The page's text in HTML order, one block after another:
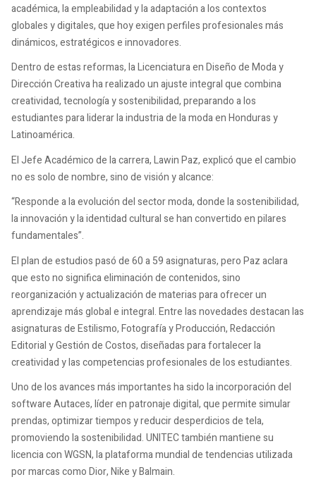
académica, la empleabilidad y la adaptación a los contextos
globales y digitales, que hoy exigen perfiles profesionales más
dinámicos, estratégicos e innovadores.
Dentro de estas reformas, la Licenciatura en Diseño de Moda y
Dirección Creativa ha realizado un ajuste integral que combina
creatividad, tecnología y sostenibilidad, preparando a los
estudiantes para liderar la industria de la moda en Honduras y
Latinoamérica.
El Jefe Académico de la carrera, Lawin Paz, explicó que el cambio
no es solo de nombre, sino de visión y alcance:
“Responde a la evolución del sector moda, donde la sostenibilidad,
la innovación y la identidad cultural se han convertido en pilares
fundamentales”.
El plan de estudios pasó de 60 a 59 asignaturas, pero Paz aclara
que esto no significa eliminación de contenidos, sino
reorganización y actualización de materias para ofrecer un
aprendizaje más global e integral. Entre las novedades destacan las
asignaturas de Estilismo, Fotografía y Producción, Redacción
Editorial y Gestión de Costos, diseñadas para fortalecer la
creatividad y las competencias profesionales de los estudiantes.
Uno de los avances más importantes ha sido la incorporación del
software Autaces, líder en patronaje digital, que permite simular
prendas, optimizar tiempos y reducir desperdicios de tela,
promoviendo la sostenibilidad. UNITEC también mantiene su
licencia con WGSN, la plataforma mundial de tendencias utilizada
por marcas como Dior, Nike y Balmain.